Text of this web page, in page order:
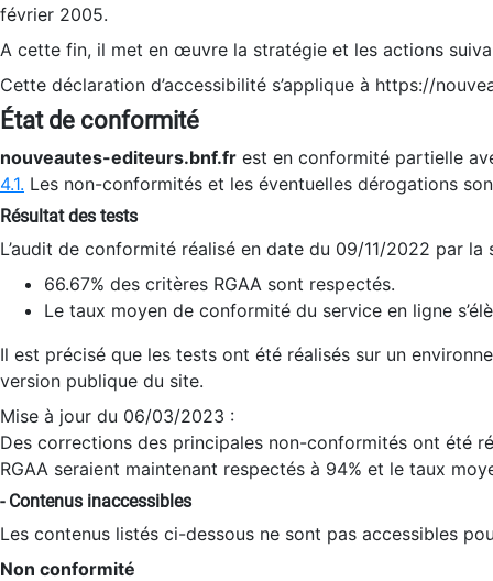
février 2005.
A cette fin, il met en œuvre la stratégie et les actions
Cette déclaration d’accessibilité s’applique à https://
État de conformité
nouveautes-editeurs.bnf.fr est en conformité partielle
4.1. Les non-conformités et les éventuelles dérogations
Résultat des tests
L’audit de conformité réalisé en date du 09/11/2022 par
66.67% des critères RGAA sont respectés.
Le taux moyen de conformité du service en ligne
Il est précisé que les tests ont été réalisés sur un
version publique du site.
Mise à jour du 06/03/2023 :
Des corrections des principales non-conformités ont été
RGAA seraient maintenant respectés à 94% et le taux
- Contenus inaccessibles
Les contenus listés ci-dessous ne sont pas accessibles
Non conformité